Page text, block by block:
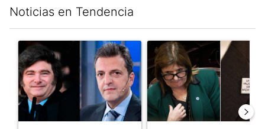
Noticias en Tendencia
Un artículo de tendencia con el título "Los gobernadores
Un artículo de tendencia con